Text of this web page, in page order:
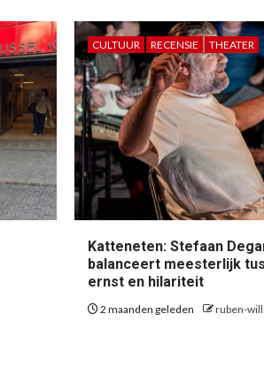
CULTUUR RECENSIE THEATER
Katteneten: Stefaan
balanceert meesterlijk
ernst en hilariteit
2 maanden geleden ruben-